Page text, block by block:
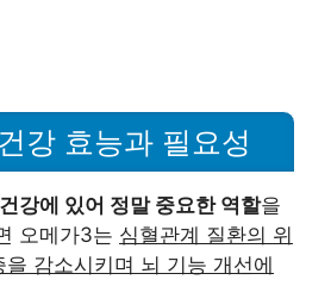
강 효능과 필요성
건강에 있어 정말 중요한 역할을
오메가3는 심혈관계 질환의 위
감소시키며 뇌 기능 개선에